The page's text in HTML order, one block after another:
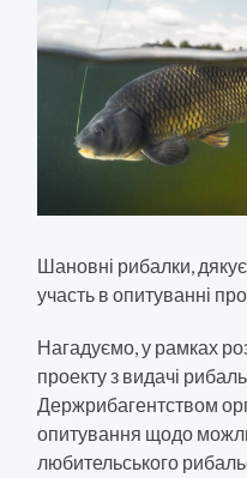
Шановні рибалки,
участь в опитуванні
Нагадуємо, у рамках
проекту з видачі
Держрибагентством
опитування щодо
любительського